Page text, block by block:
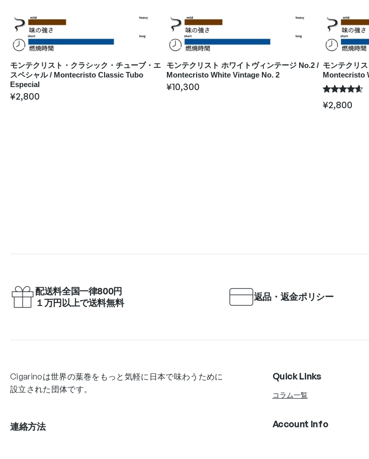
モンテクリスト・クラシック・チューブ・エ
スペシャル / Montecristo Classic Tubo
Especial
¥2,800
モンテクリスト ホワイトヴィンテージ No.2 /
Montecristo White Vintage No. 2
¥10,300
モンテクリ
Montecristo
¥2,800
配送料全国一律800円
１万円以上で送料無料
返品・返金ポリシー
Cigarinoは世界の葉巻をもっと気軽に日本で味わうために
設立された団体です。
連絡方法
Quick Links
コラム一覧
Account Info